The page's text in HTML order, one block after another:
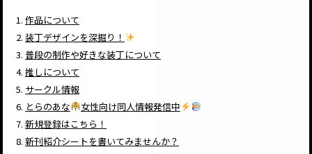
作品について
装丁デザインを深掘り！
普段の制作や好きな装丁について
推しについて
サークル情報
とらのあな
女性向け同人情報発信中
新規登録はこちら！
新刊紹介シートを書いてみませんか？